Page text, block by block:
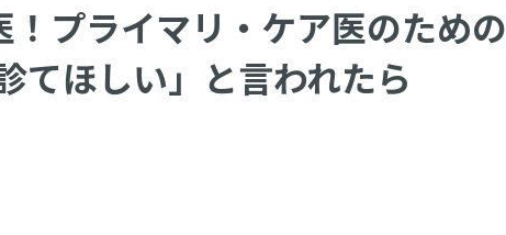
プライマリ・ケア医のための
ほしい」と言われたら